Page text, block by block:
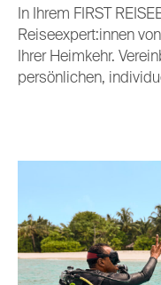
In Ihrem FIRST
Reiseexpert:innen
Ihrer Heimkehr.
persönlichen,